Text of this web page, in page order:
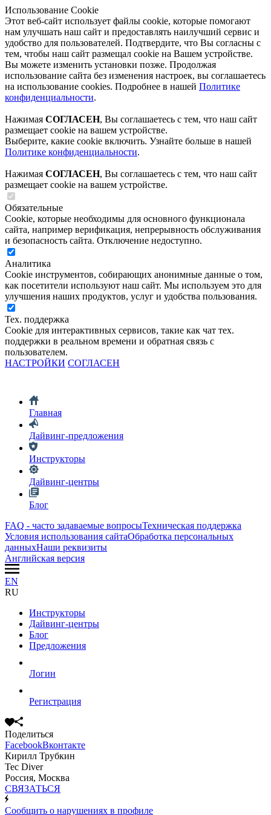
Использование Cookie
Этот веб-сайт использует файлы cookie, которые помогают
нам улучшать наш сайт и предоставлять наилучший сервис и
удобство для пользователей. Подтвердите, что Вы согласны с
тем, чтобы наш сайт размещал cookie на Вашем устройстве.
Вы можете изменить установки позже. Продолжая
использование сайта без изменения настроек, вы соглашаетесь
на использование cookies. Подробнее в нашей Политике
конфиденциальности.
Нажимая СОГЛАСЕН, Вы соглашаетесь с тем, что наш сайт
размещает cookie на вашем устройстве.
Выберите, какие cookie включить. Узнайте больше в нашей
Политике конфиденциальности.
Нажимая СОГЛАСЕН, Вы соглашаетесь с тем, что наш сайт
размещает cookie на вашем устройстве.
Обязательные
Cookie, которые необходимы для основного функционала
сайта, например верификация, непрерывность обслуживания
и безопасность сайта. Отключение недоступно.
Аналитика
Cookie инструментов, собирающих анонимные данные о том,
как посетители используют наш сайт. Мы используем это для
улучшения наших продуктов, услуг и удобства пользования.
Тех. поддержка
Cookie для интерактивных сервисов, такие как чат тех.
поддержки в реальном времени и обратная связь с
пользователем.
НАСТРОЙКИ СОГЛАСЕН
Главная
Дайвинг-предложения
Инструкторы
Дайвинг-центры
Блог
FAQ - часто задаваемые вопросыТехническая поддержка
Условия использования сайтаОбработка персональных
данныхНаши реквизиты
Английская версия
EN
RU
Инструкторы
Дайвинг-центры
Блог
Предложения
Логин
Регистрация
Поделиться
FacebookВконтакте
Кирилл Трубкин
Tec Diver
Россия, Москва
СВЯЗАТЬСЯ
Сообщить о нарушениях в профиле